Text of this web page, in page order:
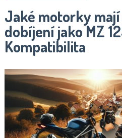
Jaké motorky
dobíjení jako MZ
Kompatibilita